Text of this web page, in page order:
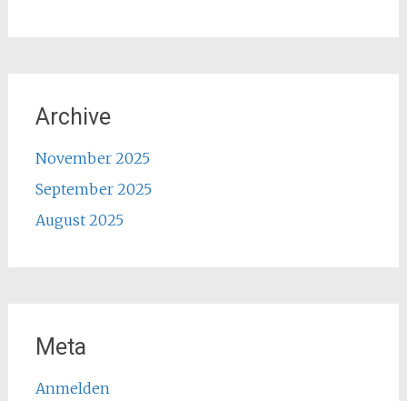
Archive
November 2025
September 2025
August 2025
Meta
Anmelden